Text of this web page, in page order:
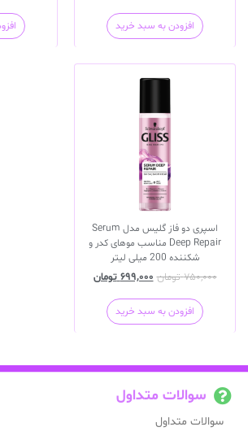
افزودن به سبد خرید
اسپری دو فاز گلیس مدل Serum
Deep Repair مناسب موهای کدر و
شکننده 200 میلی لیتر
۷۵۰,۰۰۰ تومان ۶۹۹,۰۰۰ تومان
افزودن به سبد خرید
سوالات متداول
سوالات متداول